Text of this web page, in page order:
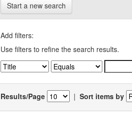
Start a new search
Add filters:
Use filters to refine the search results.
Results/Page | Sort items by